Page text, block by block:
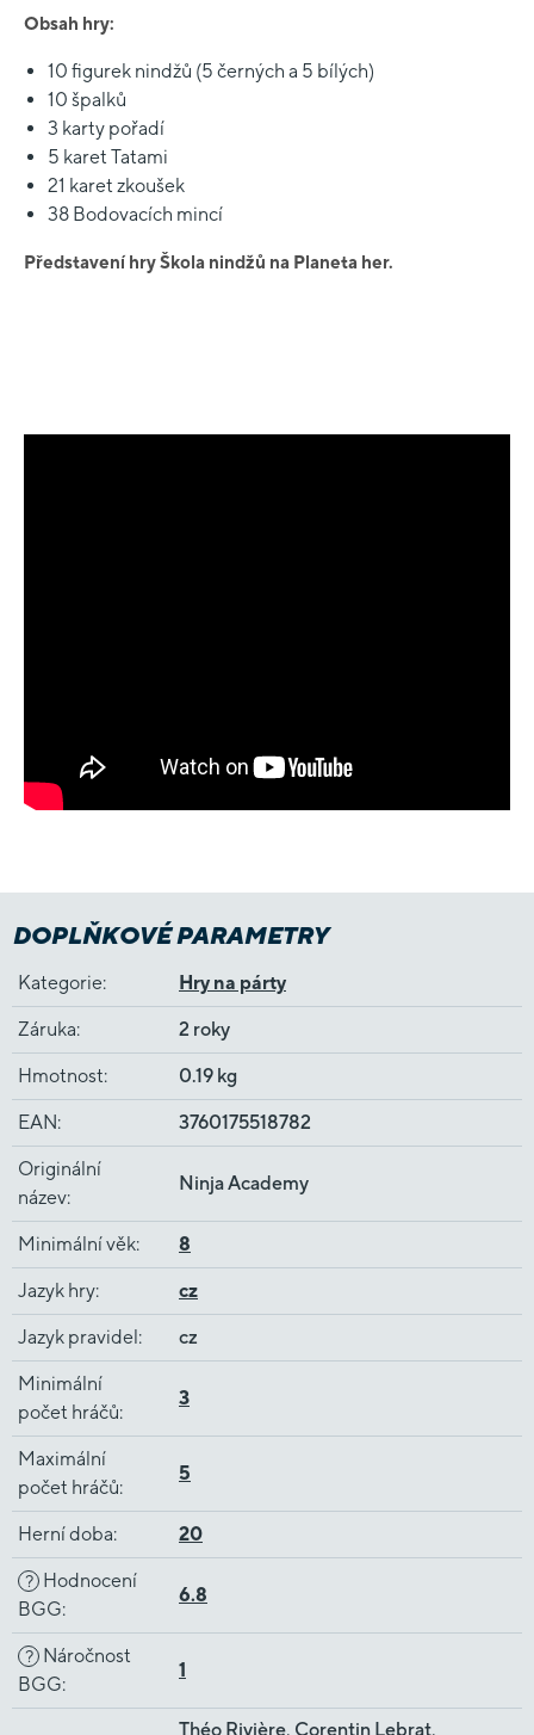
Obsah hry:
10 figurek nindžů (5 černých a 5 bílých)
10 špalků
3 karty pořadí
5 karet Tatami
21 karet zkoušek
38 Bodovacích mincí
Představení hry Škola nindžů na Planeta her.
DOPLŇKOVÉ PARAMETRY
Kategorie: Hry na párty
Záruka: 2 roky
Hmotnost: 0.19 kg
EAN: 3760175518782
Originální
název:
Ninja Academy
Minimální věk: 8
Jazyk hry: cz
Jazyk pravidel: cz
Minimální
počet hráčů:
3
Maximální
počet hráčů:
5
Herní doba: 20
? Hodnocení
BGG:
6.8
? Náročnost
BGG:
1
Théo Rivière, Corentin Lebrat,